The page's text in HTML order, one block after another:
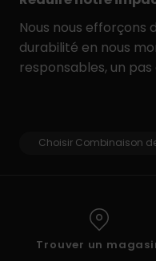
Nous nous efforçons
durabilité en nous
responsables, un
Choisir Combinaison
Trouver un